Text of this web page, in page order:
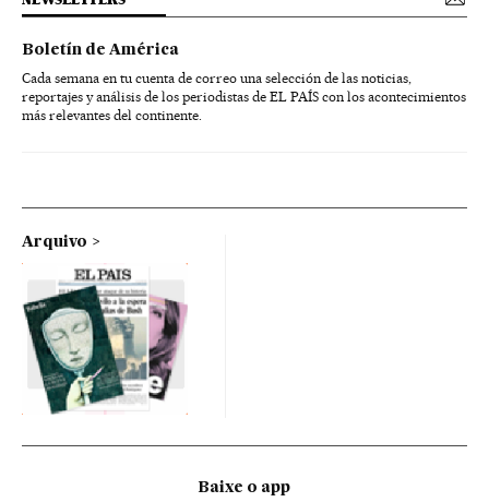
Boletín de América
Cada semana en tu cuenta de correo una selección de las noticias,
reportajes y análisis de los periodistas de EL PAÍS con los acontecimientos
más relevantes del continente.
Arquivo
Baixe o app